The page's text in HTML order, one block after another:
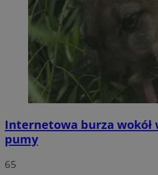
Internetowa burza wokół
pumy
65